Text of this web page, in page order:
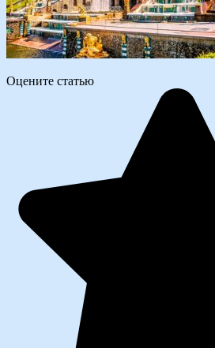
Оцените статью